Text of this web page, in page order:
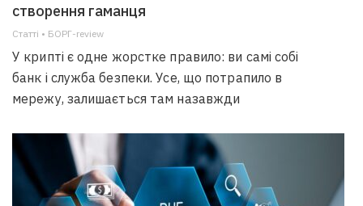
створення гаманця
Статті • БОРГ-review
У крипті є одне жорстке правило: ви самі собі
банк і служба безпеки. Усе, що потрапило в
мережу, залишається там назавжди